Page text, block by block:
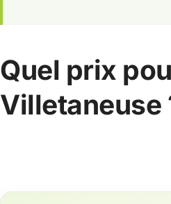
Quel prix
Villetaneuse